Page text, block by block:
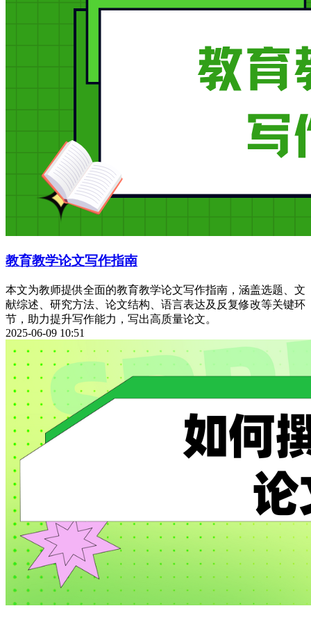
教育教学论文写作指南
本文为教师提供全面的教育教学论文写作指南，涵盖选题、文
献综述、研究方法、论文结构、语言表达及反复修改等关键环
节，助力提升写作能力，写出高质量论文。
2025-06-09 10:51